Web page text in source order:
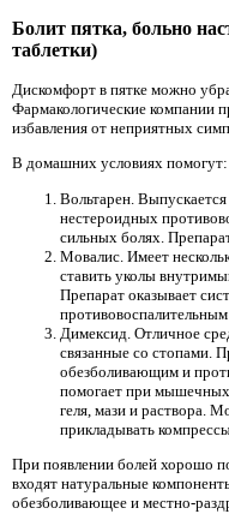
Болит пятка, больно
таблетки)
Дискомфорт в пятке можно
Фармакологические компании
избавления от неприятных
В домашних условиях помогут:
Вольтарен. Выпускается
нестероидных
сильных болях.
Мовалис. Имеет
ставить уколы
Препарат оказывает
Димексид. Отличное
связанные со стопами.
обезболивающим и
помогает при
геля, мази и раствора.
прикладывать
При появлении болей хорошо
входят натуральные
обезболивающее и местно-